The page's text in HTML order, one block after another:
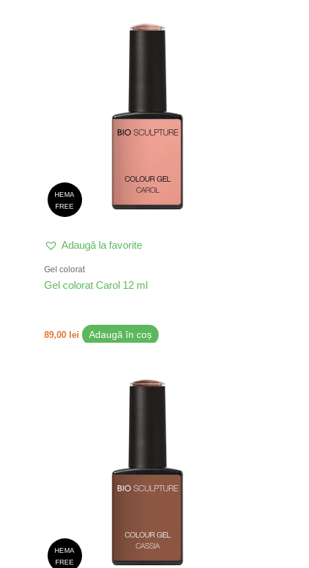
HEMA
FREE
Adaugă la favorite
Gel colorat
Gel colorat Carol 12 ml
89,00 lei Adaugă în coș
HEMA
FREE